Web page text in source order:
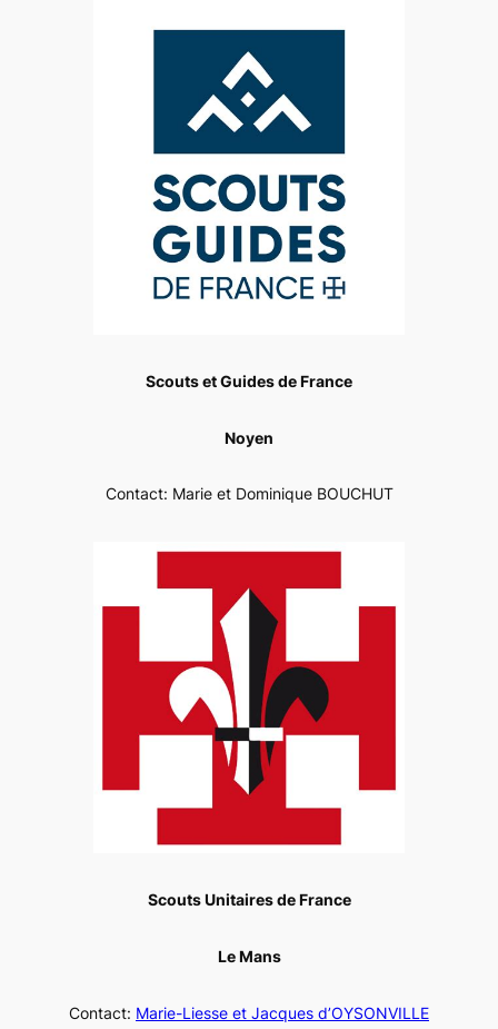
Scouts et Guides de France
Noyen
Contact: Marie et Dominique BOUCHUT
Scouts Unitaires de France
Le Mans
Contact: Marie-Liesse et Jacques d’OYSONVILLE